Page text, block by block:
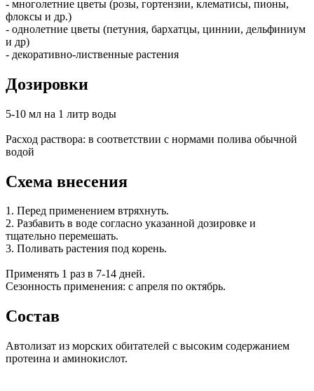
- многолетние цветы (розы, гортензии, клематисы, пионы,
флоксы и др.)
- однолетние цветы (петуния, бархатцы, циннии, дельфиниум
и др)
- декоративно-лиственные растения
Дозировки
5-10 мл на 1 литр воды
Расход раствора: в соответствии с нормами полива обычной
водой
Схема внесения
1. Перед применением втряхнуть.
2. Разбавить в воде согласно указанной дозировке и
тщательно перемешать.
3. Поливать растения под корень.
Применять 1 раз в 7-14 дней.
Сезонность применения: с апреля по октябрь.
Состав
Автолизат из морских обитателей с высоким содержанием
протеина и аминокислот.